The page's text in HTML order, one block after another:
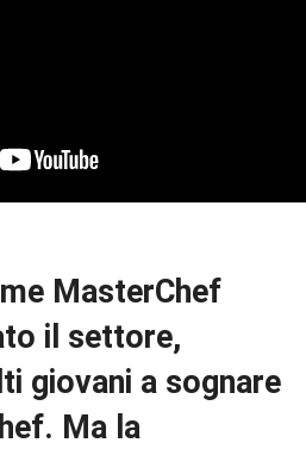
MasterChef
il settore,
giovani a sognare
Ma la